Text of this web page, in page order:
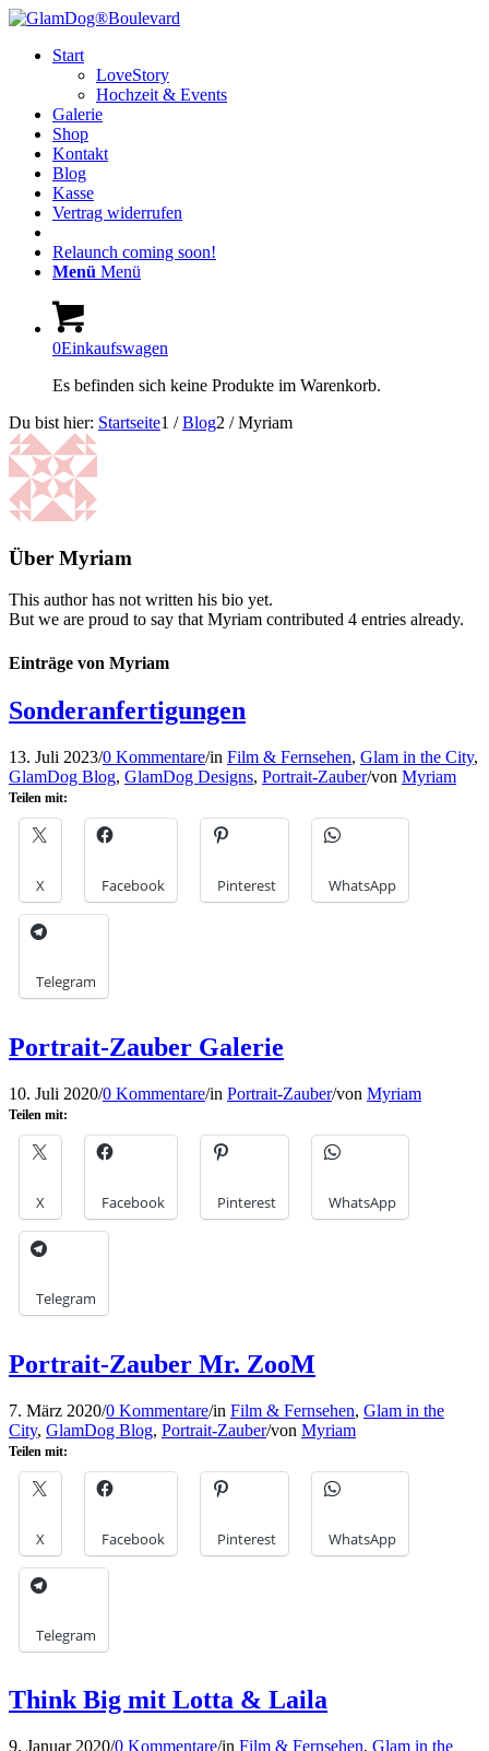
Start
LoveStory
Hochzeit & Events
Galerie
Shop
Kontakt
Blog
Kasse
Vertrag widerrufen
Relaunch coming soon!
Menü Menü
0Einkaufswagen
Es befinden sich keine Produkte im Warenkorb.
Du bist hier: Startseite1 / Blog2 / Myriam
Über Myriam
This author has not written his bio yet.
But we are proud to say thatMyriam contributed 4 entries already.
Einträge von Myriam
Sonderanfertigungen
13. Juli 2023/0 Kommentare/in Film & Fernsehen, Glam in the City,
GlamDog Blog, GlamDog Designs, Portrait-Zauber/von Myriam
Teilen mit:
X Facebook Pinterest WhatsApp
Telegram
Portrait-Zauber Galerie
10. Juli 2020/0 Kommentare/in Portrait-Zauber/von Myriam
Teilen mit:
X Facebook Pinterest WhatsApp
Telegram
Portrait-Zauber Mr. ZooM
7. März 2020/0 Kommentare/in Film & Fernsehen, Glam in the
City, GlamDog Blog, Portrait-Zauber/von Myriam
Teilen mit:
X Facebook Pinterest WhatsApp
Telegram
Think Big mit Lotta & Laila
9. Januar 2020/0 Kommentare/in Film & Fernsehen, Glam in the